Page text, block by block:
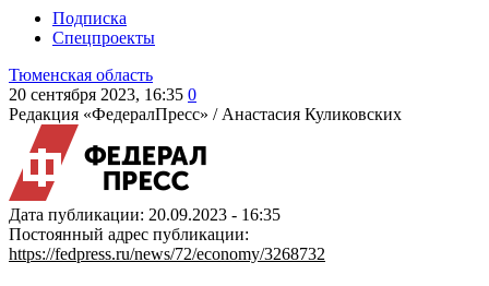
Подписка
Спецпроекты
Тюменская область
20 сентября 2023, 16:35 0
Редакция «ФедералПресс» / Анастасия Куликовских
Дата публикации: 20.09.2023 - 16:35
Постоянный адрес публикации:
https://fedpress.ru/news/72/economy/3268732